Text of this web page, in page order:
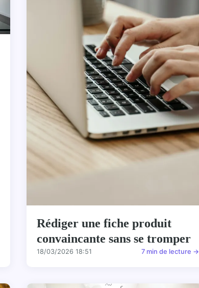
Rédiger une fiche produit
convaincante sans se tromper
18/03/2026 18:51 7 min de lecture →